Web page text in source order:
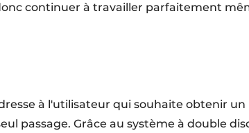
continuer à travailler parfaitement
à l'utilisateur qui souhaite obtenir
passage. Grâce au système à double